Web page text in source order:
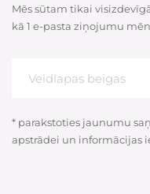
Mēs sūtam tikai
kā 1 e-pasta ziņojumu
* parakstoties jaunumu
apstrādei un informācijas